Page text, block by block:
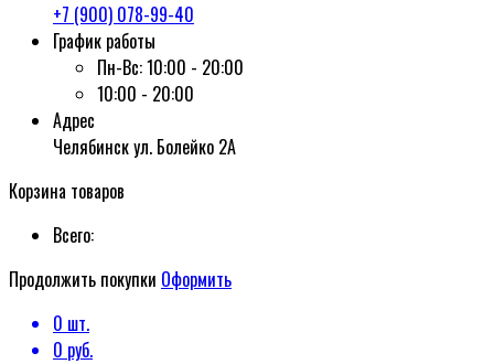
+7 (900) 078-99-40
График работы
Пн-Вс:10:00 - 20:00
10:00 - 20:00
Адрес
Челябинск ул. Болейко 2А
Корзина товаров
Всего:
Продолжить покупки Оформить
0 шт.
0 руб.